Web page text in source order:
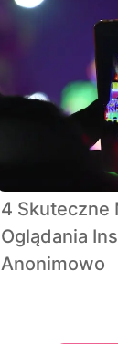
4 Skuteczne
Oglądania
Anonimowo